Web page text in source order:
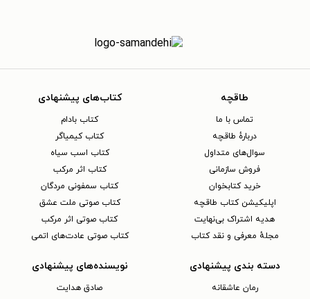
طاقچه
تماس با ما
دربارهٔ طاقچه
سوال‌های متداول
فروش سازمانی
خرید کتابخوان
اپلیکیشن کتاب طاقچه
هدیه اشتراک بی‌نهایت
مجلهٔ معرفی و نقد کتاب
کتاب‌های پیشنهادی
کتاب بادام
کتاب کیمیاگر
کتاب اسب سیاه
کتاب اثر مرکب
کتاب سمفونی مردگان
کتاب صوتی ملت عشق
کتاب صوتی اثر مرکب
کتاب صوتی عادت‌های اتمی
دسته بندی پیشنهادی
رمان عاشقانه
نویسنده‌های پیشنهادی
صادق هدایت